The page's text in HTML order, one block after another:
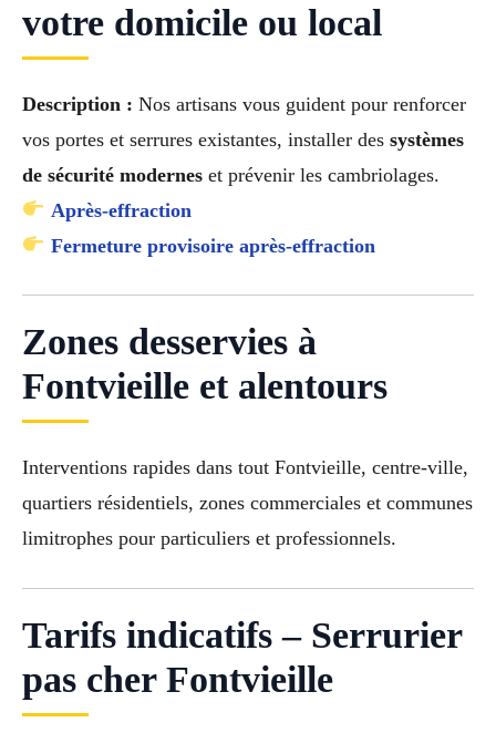
votre domicile ou local
Description : Nos artisans vous guident pour renforcer
vos portes et serrures existantes, installer des systèmes
de sécurité modernes et prévenir les cambriolages.
Après-effraction
Fermeture provisoire après-effraction
Zones desservies à
Fontvieille et alentours
Interventions rapides dans tout Fontvieille, centre-ville,
quartiers résidentiels, zones commerciales et communes
limitrophes pour particuliers et professionnels.
Tarifs indicatifs – Serrurier
pas cher Fontvieille